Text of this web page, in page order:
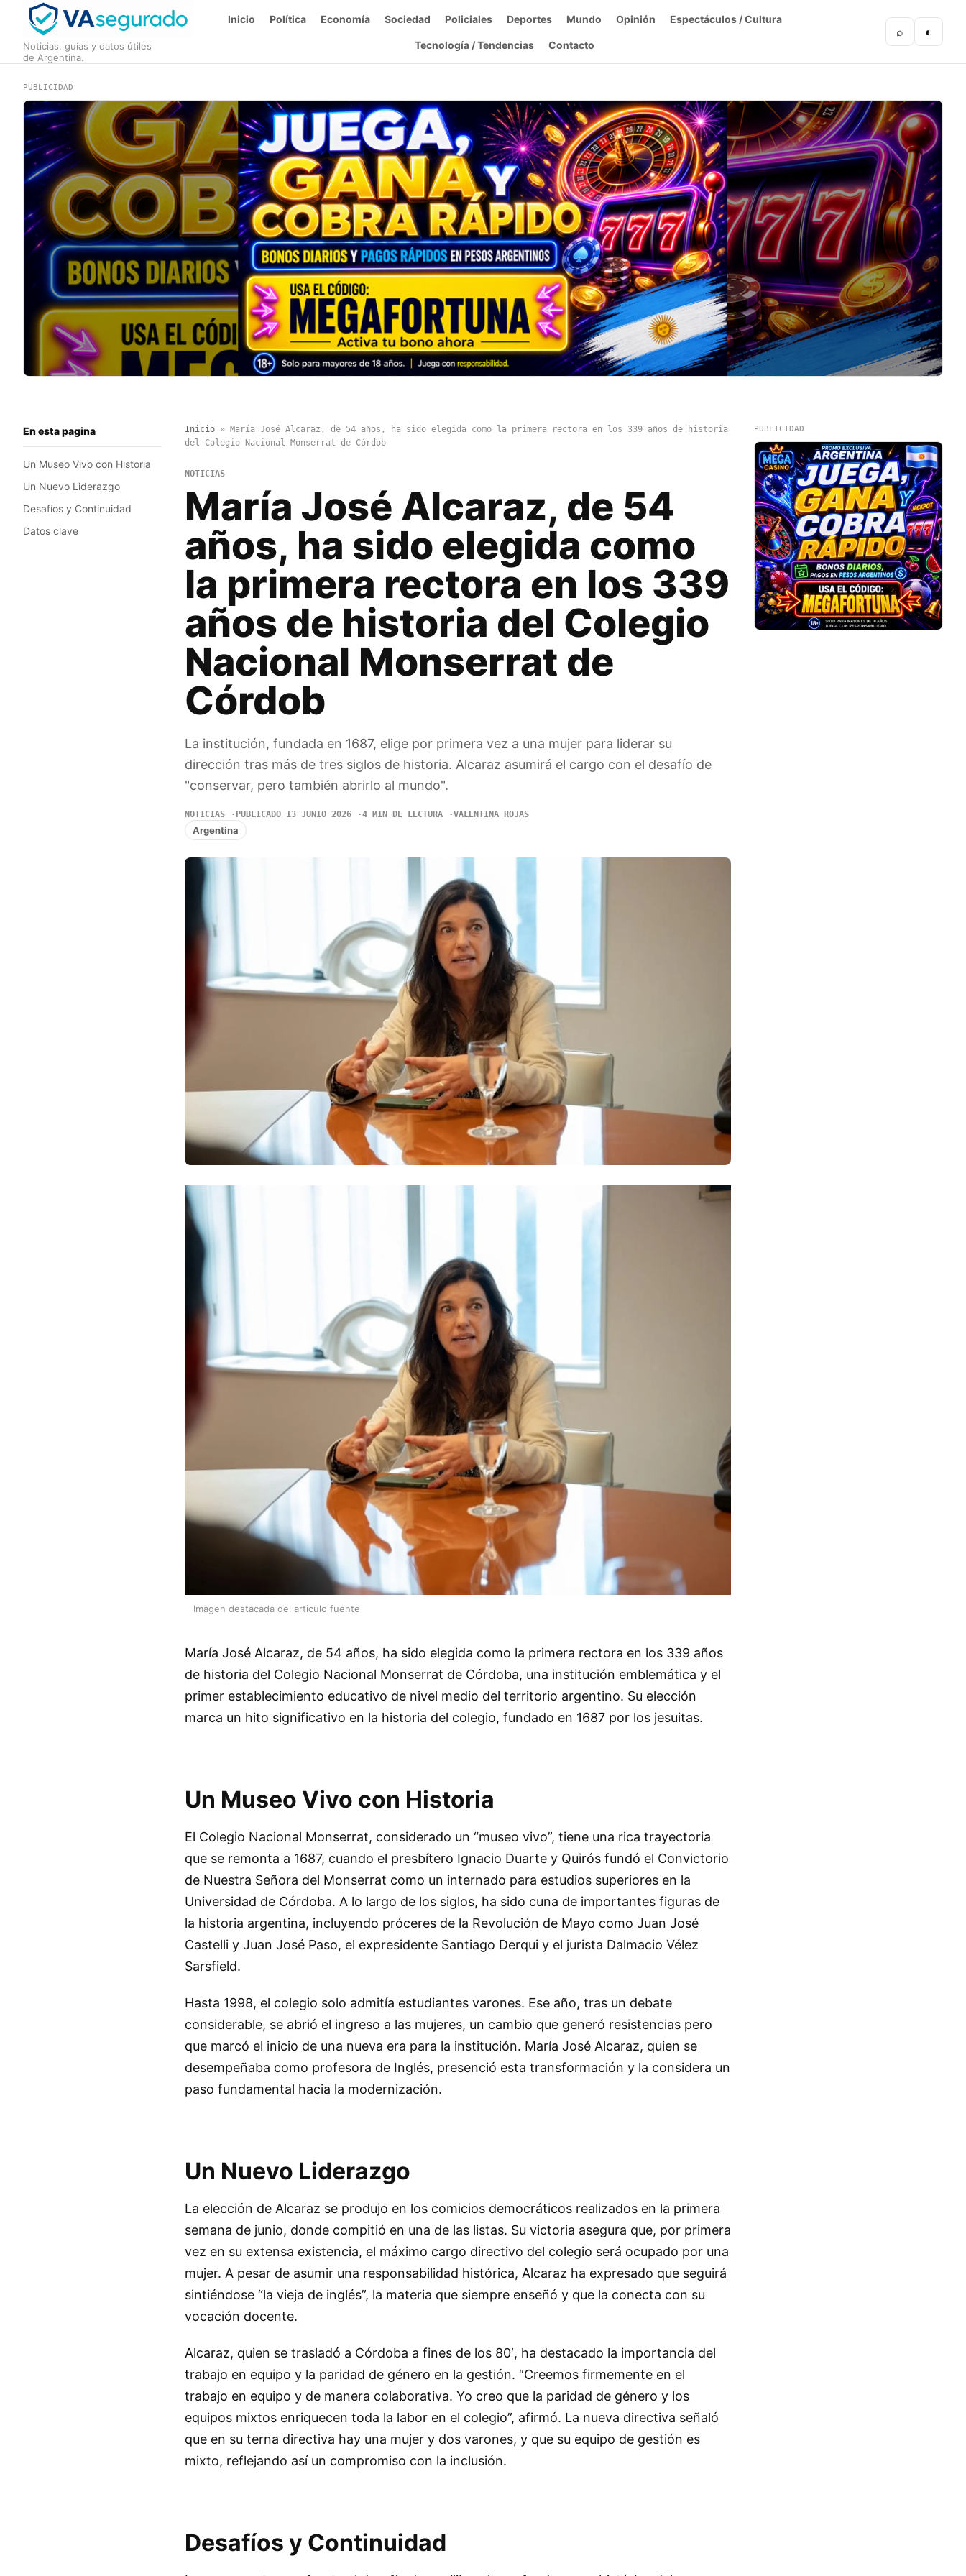
Noticias, guías y datos útiles
de Argentina.
Inicio Política Economía Sociedad Policiales Deportes Mundo Opinión Espectáculos / Cultura
Tecnología / Tendencias Contacto
⌕ ◐
PUBLICIDAD
En esta pagina
Un Museo Vivo con Historia
Un Nuevo Liderazgo
Desafíos y Continuidad
Datos clave
Inicio» María José Alcaraz, de 54 años, ha sido elegida como la primera rectora en los 339 años de historia
del Colegio Nacional Monserrat de Córdob
NOTICIAS
María José Alcaraz, de 54
años, ha sido elegida como
la primera rectora en los 339
años de historia del Colegio
Nacional Monserrat de
Córdob
La institución, fundada en 1687, elige por primera vez a una mujer para liderar su
dirección tras más de tres siglos de historia. Alcaraz asumirá el cargo con el desafío de
"conservar, pero también abrirlo al mundo".
NOTICIAS PUBLICADO 13 JUNIO 2026 4 MIN DE LECTURA VALENTINA ROJAS
Argentina
Imagen destacada del articulo fuente
María José Alcaraz, de 54 años, ha sido elegida como la primera rectora en los 339 años
de historia del Colegio Nacional Monserrat de Córdoba, una institución emblemática y el
primer establecimiento educativo de nivel medio del territorio argentino. Su elección
marca un hito significativo en la historia del colegio, fundado en 1687 por los jesuitas.
Un Museo Vivo con Historia
El Colegio Nacional Monserrat, considerado un “museo vivo”, tiene una rica trayectoria
que se remonta a 1687, cuando el presbítero Ignacio Duarte y Quirós fundó el Convictorio
de Nuestra Señora del Monserrat como un internado para estudios superiores en la
Universidad de Córdoba. A lo largo de los siglos, ha sido cuna de importantes figuras de
la historia argentina, incluyendo próceres de la Revolución de Mayo como Juan José
Castelli y Juan José Paso, el expresidente Santiago Derqui y el jurista Dalmacio Vélez
Sarsfield.
Hasta 1998, el colegio solo admitía estudiantes varones. Ese año, tras un debate
considerable, se abrió el ingreso a las mujeres, un cambio que generó resistencias pero
que marcó el inicio de una nueva era para la institución. María José Alcaraz, quien se
desempeñaba como profesora de Inglés, presenció esta transformación y la considera un
paso fundamental hacia la modernización.
Un Nuevo Liderazgo
La elección de Alcaraz se produjo en los comicios democráticos realizados en la primera
semana de junio, donde compitió en una de las listas. Su victoria asegura que, por primera
vez en su extensa existencia, el máximo cargo directivo del colegio será ocupado por una
mujer. A pesar de asumir una responsabilidad histórica, Alcaraz ha expresado que seguirá
sintiéndose “la vieja de inglés”, la materia que siempre enseñó y que la conecta con su
vocación docente.
Alcaraz, quien se trasladó a Córdoba a fines de los 80′, ha destacado la importancia del
trabajo en equipo y la paridad de género en la gestión. “Creemos firmemente en el
trabajo en equipo y de manera colaborativa. Yo creo que la paridad de género y los
equipos mixtos enriquecen toda la labor en el colegio”, afirmó. La nueva directiva señaló
que en su terna directiva hay una mujer y dos varones, y que su equipo de gestión es
mixto, reflejando así un compromiso con la inclusión.
Desafíos y Continuidad
PUBLICIDAD